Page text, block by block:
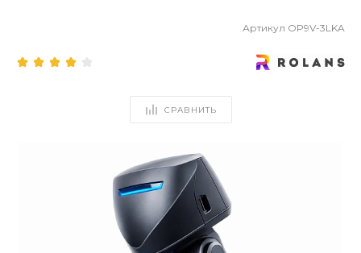
Артикул OP9V-3LKA
СРАВНИТЬ